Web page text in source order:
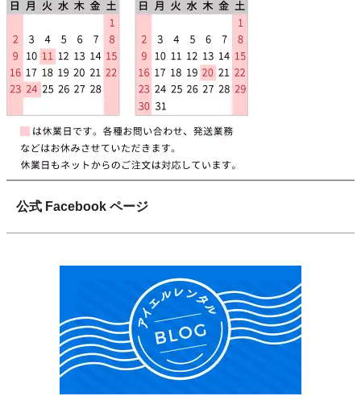
公式 Facebook ページ